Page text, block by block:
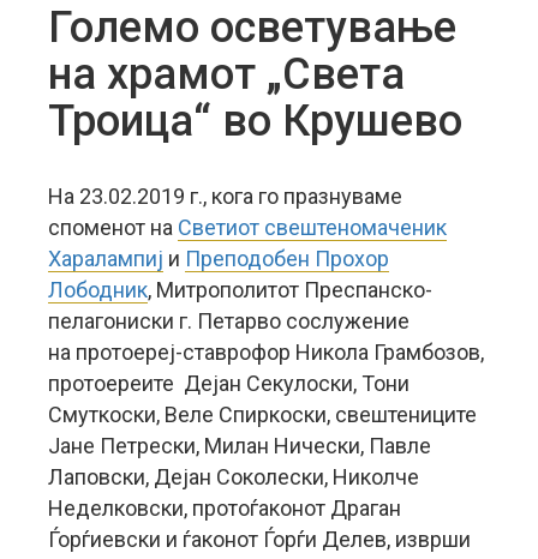
Големо осветување
на храмот „Света
Троица“ во Крушево
На 23.02.2019 г., кога го празнуваме
споменот на Светиот свештеномаченик
Харалампиј и Преподобен Прохор
Лободник, Митрополитот Преспанско-
пелагониски г. Петарво сослужение
на протоереј-ставрофор Никола Грамбозов,
протоереите Дејан Секулоски, Тони
Смуткоски, Веле Спиркоски, свештениците
Јане Петрески, Милан Нически, Павле
Лаповски, Дејан Соколески, Николче
Неделковски, протоѓаконот Драган
Ѓорѓиевски и ѓаконот Ѓорѓи Делев, изврши